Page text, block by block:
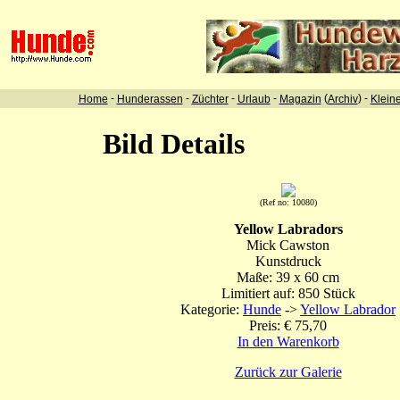
Home - Hunderassen - Züchter- Urlaub- Magazin (Archiv) -
Bild Details
(Ref no: 10080)
Yellow Labradors
Mick Cawston
Kunstdruck
Maße: 39 x 60 cm
Limitiert auf: 850 Stück
Kategorie: Hunde ->Yellow Labrador
Preis: € 75,70
In den Warenkorb
Zurück zur Galerie